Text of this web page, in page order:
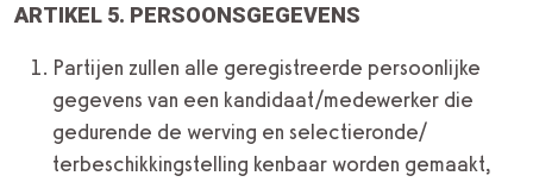
ARTIKEL 5. PERSOONSGEGEVENS
Partijen zullen alle geregistreerde persoonlijke
gegevens van een kandidaat/medewerker die
gedurende de werving en selectieronde/
terbeschikkingstelling kenbaar worden gemaakt,